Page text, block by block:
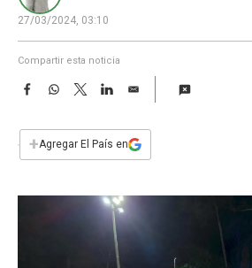
27/03/2024, 03:10
Compartir esta noticia
F
e
b
W
s
T
w
t
L
n
E
i
l
+Agregar El País en